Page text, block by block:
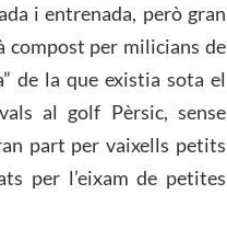
i entrenada, però gran
compost per milicians de
de la que existia sota el
al golf Pèrsic, sense
part per vaixells petits
per l’eixam de petites